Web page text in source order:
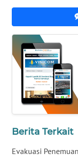
Berita Terkait
Evakuasi
WN
NUSANTARA
WN
JOGJA
WN
JATIM
WN